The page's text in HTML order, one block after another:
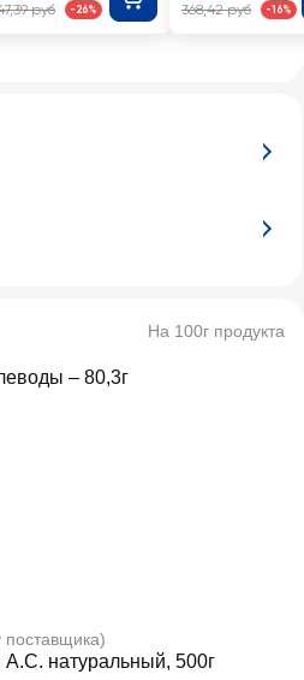
На 100г продукта
– 80,3г
поставщика)
натуральный, 500г
руб -26% 368,42 руб -16%